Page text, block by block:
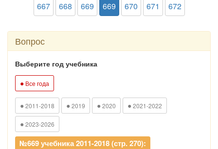
667 668 669 669 670 671 672
Вопрос
Выберите год учебника
● Все года
● 2011-2018 ● 2019 ● 2020 ● 2021-2022
● 2023-2026
№669 учебника 2011-2018 (стр. 270):